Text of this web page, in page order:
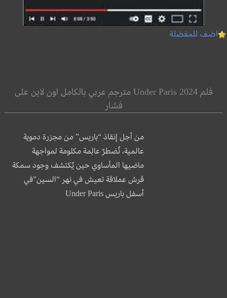
اضف للمفضلة
فلم Under Paris 2024 مترجم عربي بالكامل اون لاين على
فشار
من أجل إنقاذ “باريس” من مجزرة دموية
عالمية، تُضطرّ عالِمة مكلومة لمواجهة
ماضيها المأساوي حين يُكتشف وجود سمكة
قرش عملاقة تعيش في نهر “السين”في
أسفل باريس Under Paris